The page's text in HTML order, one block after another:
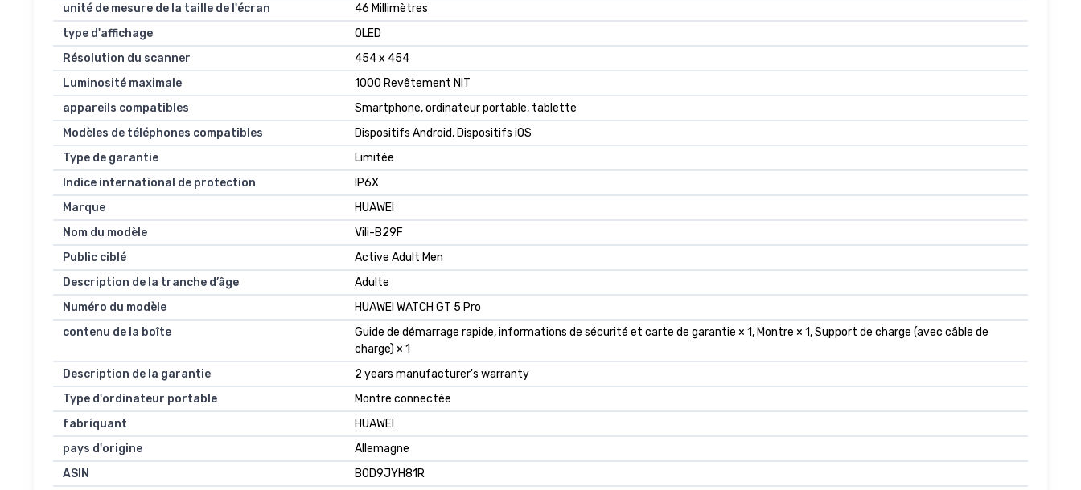
unité de mesure de la taille de l'écran
46 Millimètres
type d'affichage
OLED
Résolution du scanner
454 x 454
Luminosité maximale
1000 Revêtement NIT
appareils compatibles
Smartphone, ordinateur portable, tablette
Modèles de téléphones compatibles
Dispositifs Android, Dispositifs iOS
Type de garantie
Limitée
Indice international de protection
IP6X
Marque
HUAWEI
Nom du modèle
Vili-B29F
Public ciblé
Active Adult Men
Description de la tranche d’âge
Adulte
Numéro du modèle
HUAWEI WATCH GT 5 Pro
contenu de la boîte
Guide de démarrage rapide, informations de sécurité et carte de garantie × 1, Montre × 1, Support de charge (avec câble de
charge) × 1
Description de la garantie
2 years manufacturer's warranty
Type d'ordinateur portable
Montre connectée
fabriquant
HUAWEI
pays d'origine
Allemagne
ASIN
B0D9JYH81R